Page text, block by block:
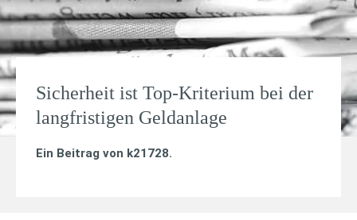
Sicherheit ist Top-Kriterium bei der
langfristigen Geldanlage
Ein Beitrag von k21728.